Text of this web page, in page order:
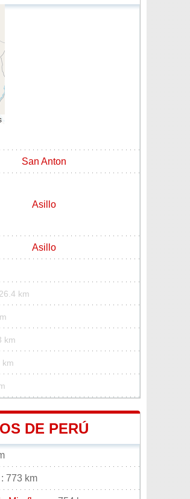
San Anton
Asillo
Asillo
26.4 km
km
km
DE PERÚ
: 773 km